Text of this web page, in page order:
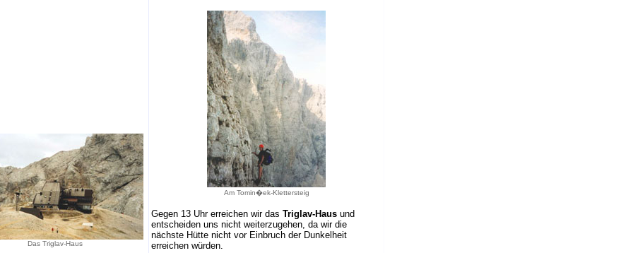
Das Triglav-Haus
Am Tomin�ek-Klettersteig
Gegen 13 Uhr erreichen wir das Triglav-Haus und
entscheiden uns nicht weiterzugehen, da wir die
nächste Hütte nicht vor Einbruch der Dunkelheit
erreichen würden.